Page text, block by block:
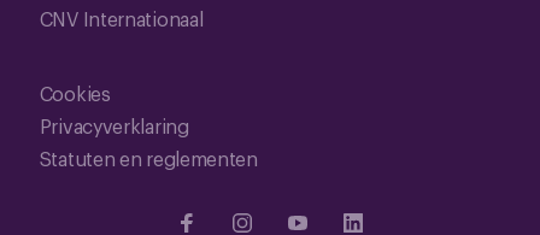
CNV Internationaal
Cookies
Privacyverklaring
Statuten en reglementen